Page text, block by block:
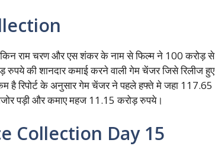
लेकिन राम चरण और एस शंकर के नाम से फिल्म ने 100 करोड़ से
रुपये की शानदार कमाई करने वाली गेम चेंजर जिसे रिलीज हुए
है रिपोर्ट के अनुसार गेम चेंजर ने पहले हफ्ते मे जहा 117.65
पड़ी और कमाए महज 11.15 करोड़ रुपये।
Collection Day 15